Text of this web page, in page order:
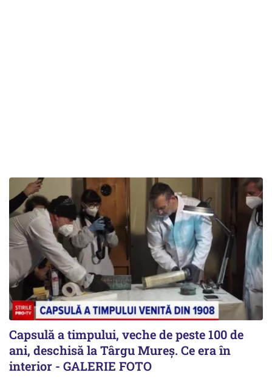
Capsulă a timpului, veche de peste 100 de
ani, deschisă la Târgu Mureș. Ce era în
interior - GALERIE FOTO